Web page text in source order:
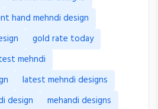
hand mehndi design
gold rate today
mehndi
latest mehndi designs
design
mehandi designs